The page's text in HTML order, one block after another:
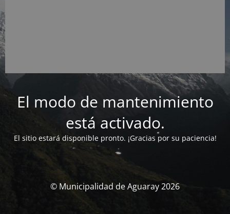
El modo de mantenimiento
está activado.
El sitio estará disponible pronto. ¡Gracias por su paciencia!
© Municipalidad de Aguaray 2026